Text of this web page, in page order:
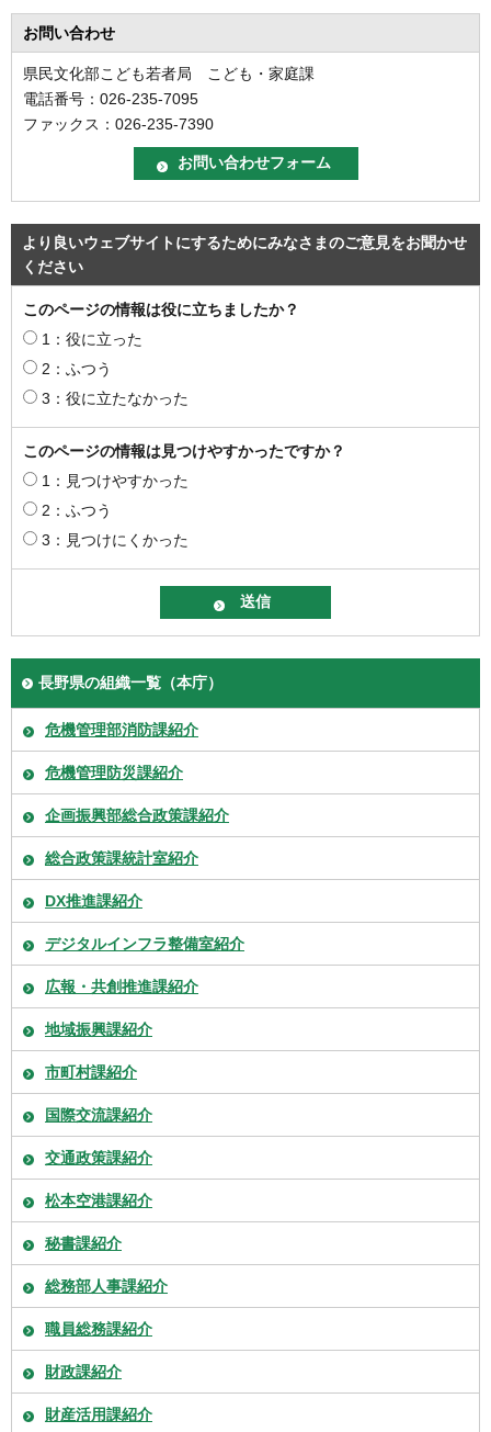
お問い合わせ
県民文化部こども若者局 こども・家庭課
電話番号：026-235-7095
ファックス：026-235-7390
より良いウェブサイトにするためにみなさまのご意見をお聞かせ
ください
このページの情報は役に立ちましたか？
1：役に立った
2：ふつう
3：役に立たなかった
このページの情報は見つけやすかったですか？
1：見つけやすかった
2：ふつう
3：見つけにくかった
長野県の組織一覧（本庁）
危機管理部消防課紹介
危機管理防災課紹介
企画振興部総合政策課紹介
総合政策課統計室紹介
DX推進課紹介
デジタルインフラ整備室紹介
広報・共創推進課紹介
地域振興課紹介
市町村課紹介
国際交流課紹介
交通政策課紹介
松本空港課紹介
秘書課紹介
総務部人事課紹介
職員総務課紹介
財政課紹介
財産活用課紹介